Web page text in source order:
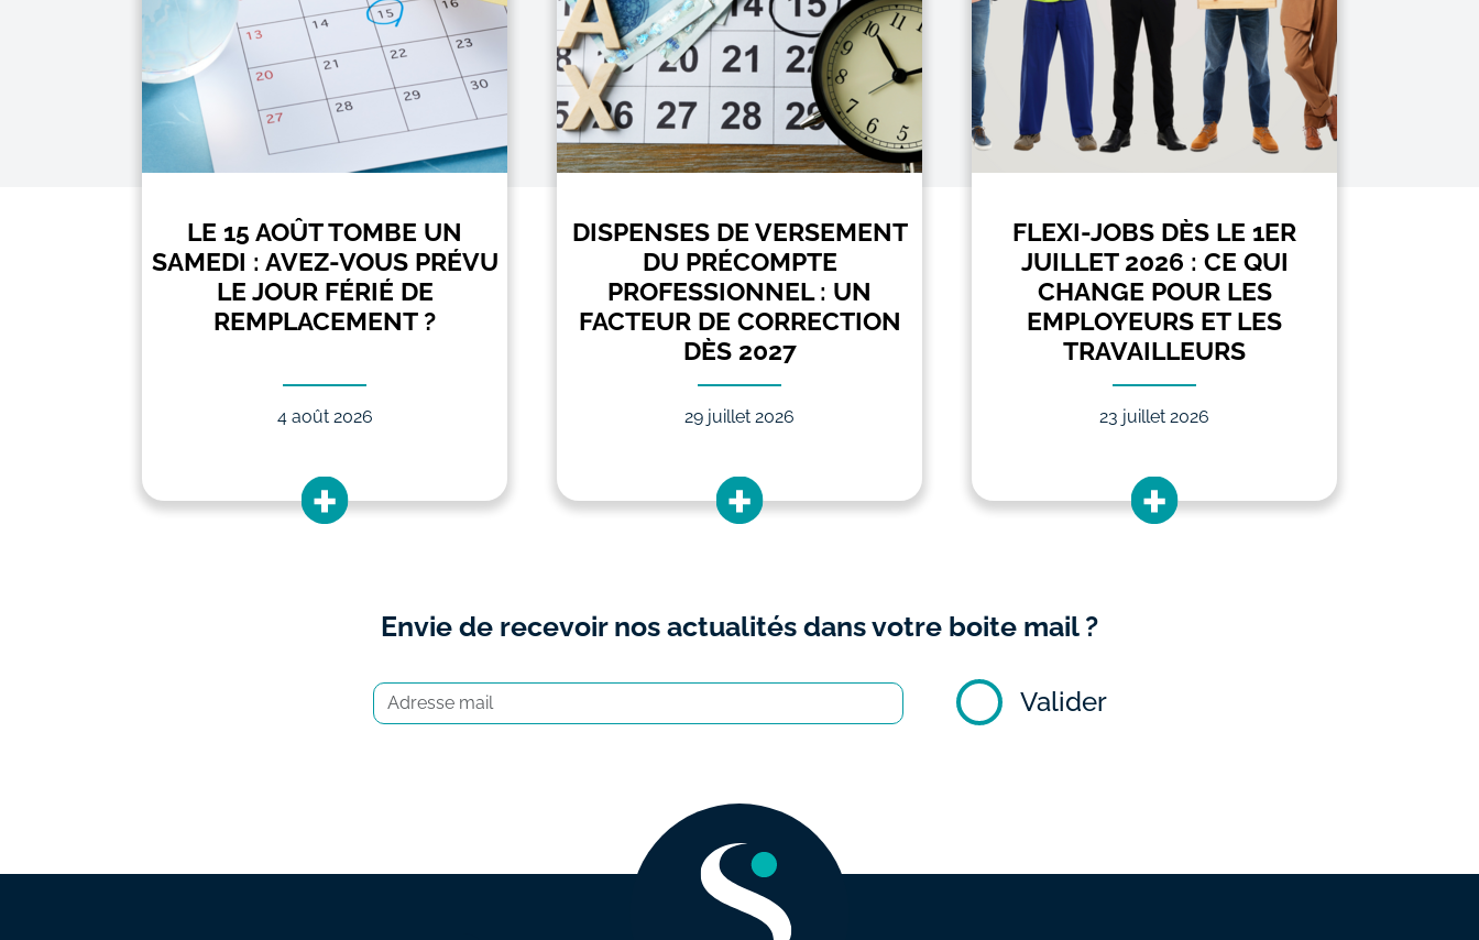
LE 15 AOÛT TOMBE UN
SAMEDI : AVEZ-VOUS PRÉVU
LE JOUR FÉRIÉ DE
REMPLACEMENT ?
4 août 2026
DISPENSES DE VERSEMENT
DU PRÉCOMPTE
PROFESSIONNEL : UN
FACTEUR DE CORRECTION
DÈS 2027
29 juillet 2026
FLEXI-JOBS DÈS LE 1ER
JUILLET 2026 : CE QUI
CHANGE POUR LES
EMPLOYEURS ET LES
TRAVAILLEURS
23 juillet 2026
Envie de recevoir nos actualités dans votre boite mail ?
Valider